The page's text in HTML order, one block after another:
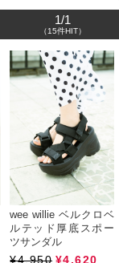
1/1
（15件HIT）
wee willie ベルクロベ
ルテッド厚底スポー
ツサンダル
¥4,950 ¥4,620